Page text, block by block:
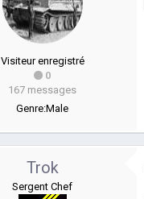
Visiteur enregistré
0
167 messages
Genre:Male
Trok
Sergent Chef